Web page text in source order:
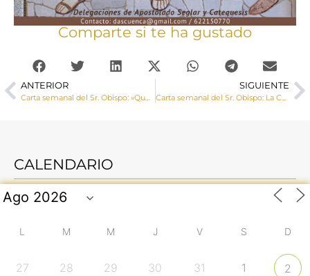
Comparte si te ha gustado
ANTERIOR SIGUIENTE
Carta semanal del Sr. Obispo: La Cuaresma es tiempo de purificación, que debe hacer más auténticamente cristiana nuestra vida personal
CALENDARIO
L M M J V S D
27 28 29 30 31 1 2